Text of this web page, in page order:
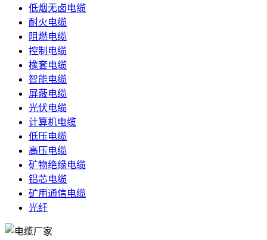
低烟无卤电缆
耐火电缆
阻燃电缆
控制电缆
橡套电缆
智能电缆
屏蔽电缆
光伏电缆
计算机电缆
低压电缆
高压电缆
矿物绝缘电缆
铝芯电缆
矿用通信电缆
光纤